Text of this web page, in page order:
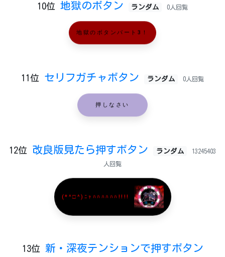
10位 地獄のボタン ランダム 0人回覧
地獄のボタンパート3！
11位 セリフガチャボタン ランダム 0人回覧
押しなさい
12位 改良版見たら押すボタン ランダム 13245403
人回覧
(*^□^)ﾆｬﾊﾊﾊﾊﾊﾊ!!!!
13位 新・深夜テンションで押すボタン